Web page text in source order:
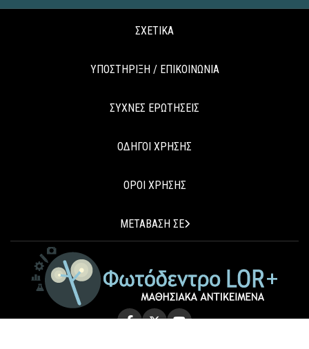
ΣΧΕΤΙΚΑ
ΥΠΟΣΤΗΡΙΞΗ / ΕΠΙΚΟΙΝΩΝΙΑ
ΣΥΧΝΕΣ ΕΡΩΤΗΣΕΙΣ
ΟΔΗΓΟΙ ΧΡΗΣΗΣ
ΟΡΟΙ ΧΡΗΣΗΣ
ΜΕΤΑΒΑΣΗ ΣΕ